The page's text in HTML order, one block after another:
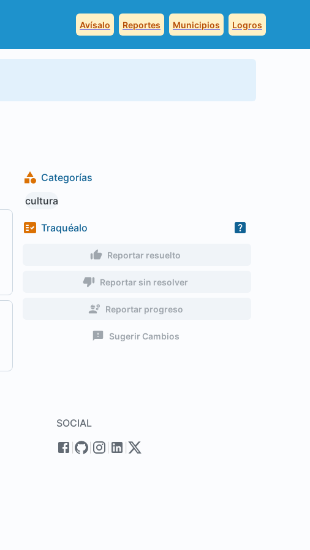
Avísalo Reportes Municipios Logros
Categorías
cultura
Traquéalo
Reportar resuelto
Reportar sin resolver
Reportar progreso
Sugerir Cambios
SOCIAL